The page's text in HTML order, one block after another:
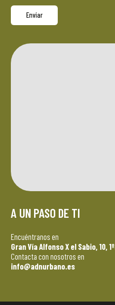
A UN PASO DE TI
Encuéntranos en
Gran Vía Alfonso X el Sabio, 10,
Contacta con nosotros en
info@adnurbano.es